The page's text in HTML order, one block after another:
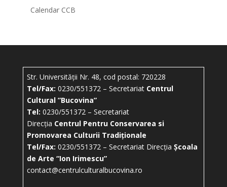
Calendar CCB
Str. Universității Nr. 48, cod postal: 720228
Tel/Fax: 0230/551372 – Secretariat Centrul
Cultural ”Bucovina”
Tel: 0230/551372 – Secretariat
Direcția Centrul Pentru Conservarea si
Promovarea Culturii Tradiționale
Tel/Fax: 0230/551372 – Secretariat Direcția Școala
de Arte “Ion Irimescu”
contact@centrulculturalbucovina.ro